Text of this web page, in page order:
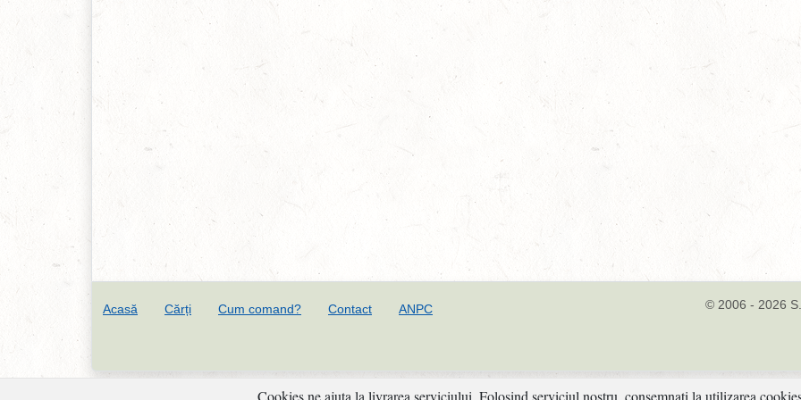
Cookies ne ajuta la livrarea serviciului. Folosind serviciul nostru, consemnati la utilizarea
Acasă Cărți Cum comand? Contact ANPC
© 2006 - 2026